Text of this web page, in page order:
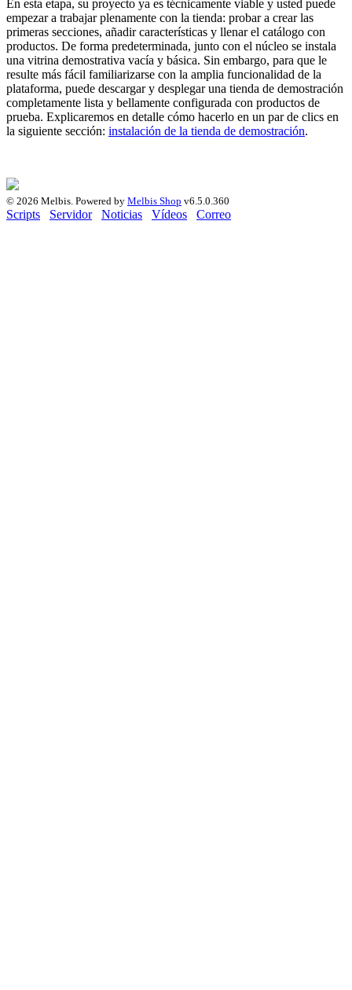
En esta etapa, su proyecto ya es técnicamente viable y usted puede
empezar a trabajar plenamente con la tienda: probar a crear las
primeras secciones, añadir características y llenar el catálogo con
productos. De forma predeterminada, junto con el núcleo se instala
una vitrina demostrativa vacía y básica. Sin embargo, para que le
resulte más fácil familiarizarse con la amplia funcionalidad de la
plataforma, puede descargar y desplegar una tienda de demostración
completamente lista y bellamente configurada con productos de
prueba. Explicaremos en detalle cómo hacerlo en un par de clics en
la siguiente sección: instalación de la tienda de demostración.
© 2026 Melbis. Powered by Melbis Shop v6.5.0.360
Scripts Servidor Noticias Vídeos Correo